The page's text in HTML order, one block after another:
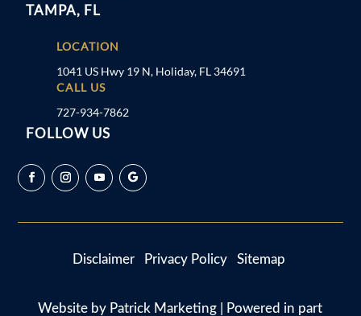
TAMPA, FL
LOCATION
1041 US Hwy 19 N, Holiday, FL 34691
CALL US
727-934-7862
FOLLOW US
Disclaimer Privacy Policy Sitemap
Website by Patrick Marketing | Powered in part